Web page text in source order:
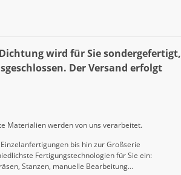
wird für Sie sondergefertigt,
Der Versand erfolgt
Materialien werden von uns verarbeitet.
bis hin zur Großserie
Fertigungstechnologien für Sie ein:
Stanzen, manuelle Bearbeitung…